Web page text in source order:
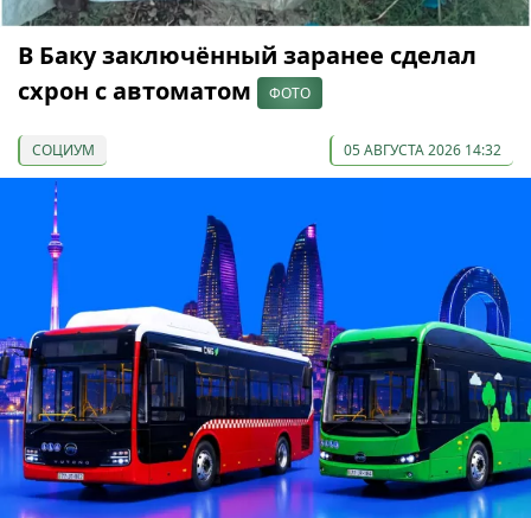
В Баку заключённый заранее сделал
схрон с автоматом
ФОТО
СОЦИУМ 05 АВГУСТА 2026 14:32